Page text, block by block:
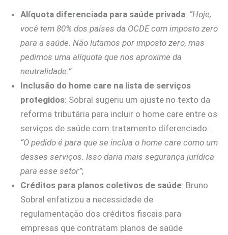
Alíquota diferenciada para saúde privada: “Hoje,
você tem 80% dos países da OCDE com imposto zero
para a saúde. Não lutamos por imposto zero, mas
pedimos uma alíquota que nos aproxime da
neutralidade.”
Inclusão do home care na lista de serviços
protegidos: Sobral sugeriu um ajuste no texto da
reforma tributária para incluir o home care entre os
serviços de saúde com tratamento diferenciado:
“O pedido é para que se inclua o home care como um
desses serviços. Isso daria mais segurança jurídica
para esse setor”;
Créditos para planos coletivos de saúde: Bruno
Sobral enfatizou a necessidade de
regulamentação dos créditos fiscais para
empresas que contratam planos de saúde